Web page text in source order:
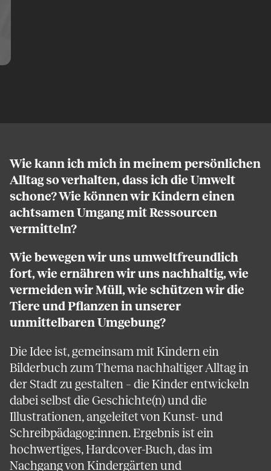
Wie kann ich mich in meinem persönlichen
Alltag so verhalten, dass ich die Umwelt
schone? Wie können wir Kindern einen
achtsamen Umgang mit Ressourcen
vermitteln?
Wie bewegen wir uns umweltfreundlich
fort, wie ernähren wir uns nachhaltig, wie
vermeiden wir Müll, wie schützen wir die
Tiere und Pflanzen in unserer
unmittelbaren Umgebung?
Die Idee ist, gemeinsam mit Kindern ein
Bilderbuch zum Thema nachhaltiger Alltag in
der Stadt zu gestalten – die Kinder entwickeln
dabei selbst die Geschichte(n) und die
Illustrationen, angeleitet von Kunst- und
Schreibpädagog:innen. Ergebnis ist ein
hochwertiges, Hardcover-Buch, das im
Nachgang von Kindergärten und